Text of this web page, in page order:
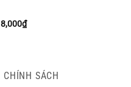
8,000₫
CHÍNH SÁCH